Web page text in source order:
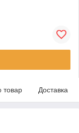
товар Доставка